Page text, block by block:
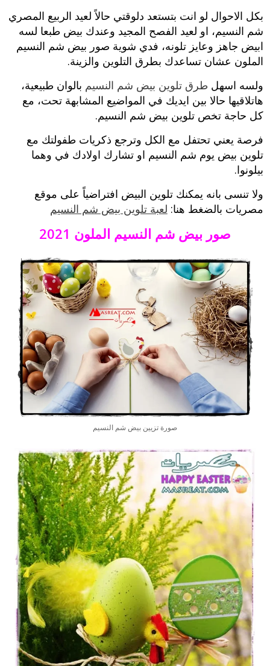
بكل الاحوال لو انت بتستعد دلوقتي حالاً لعيد الربيع المصري
شم النسيم، او لعيد الفصح المجيد وعندك بيض طبعا لسه
ابيض جاهز وعايز تلونه، فدي شوية صور بيض شم النسيم
الملون عشان تساعدك بطرق التلوين والزينة.
ولسه اسهل طرق تلوين بيض شم النسيم بالوان طبيعية،
هاتلاقيها حالا بين ايديك في المواضيع المشابهة تحت، مع
كل حاجة تخص تلوين بيض شم النسيم.
فرصة يعني تحتفل مع الكل وترجع ذكريات طفولتك مع
تلوين بيض يوم شم النسيم او تشارك اولادك في وهما
بيلونوا.
ولا تنسى بانه يمكنك تلوين البيض افتراضياً على موقع
مصريات بالضغط هنا: لعبة تلوين بيض شم النسيم
صور بيض شم النسيم الملون 2021
صورة تزيين بيض شم النسيم